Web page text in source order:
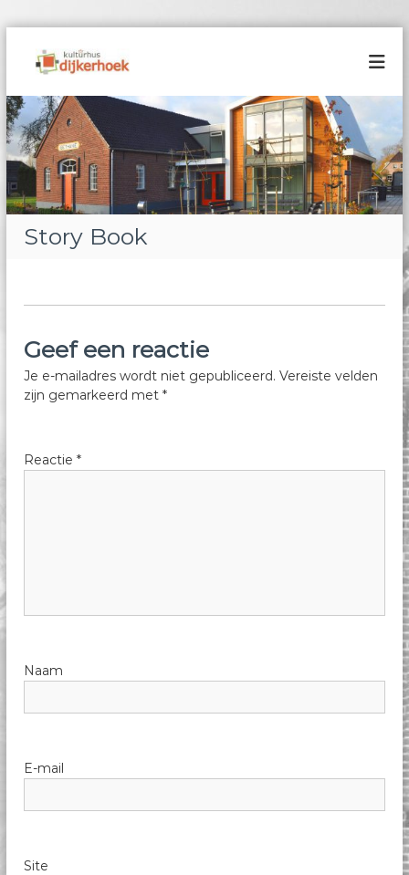
a
a
r
d
i
n
u
e
r
h
Story Book
Geef een reactie
Je e-mailadres wordt niet gepubliceerd. Vereiste velden
zijn gemarkeerd met*
Reactie*
Naam
E-mail
Site